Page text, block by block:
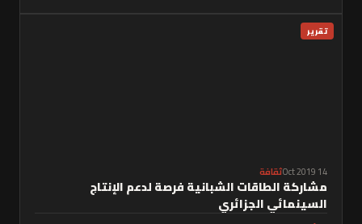
تقرير
14 Oct 2019 ثقافة
مشاركة الطاقات الشبانية فرصة لدعم الإنتاج
السينمائي الجزائري